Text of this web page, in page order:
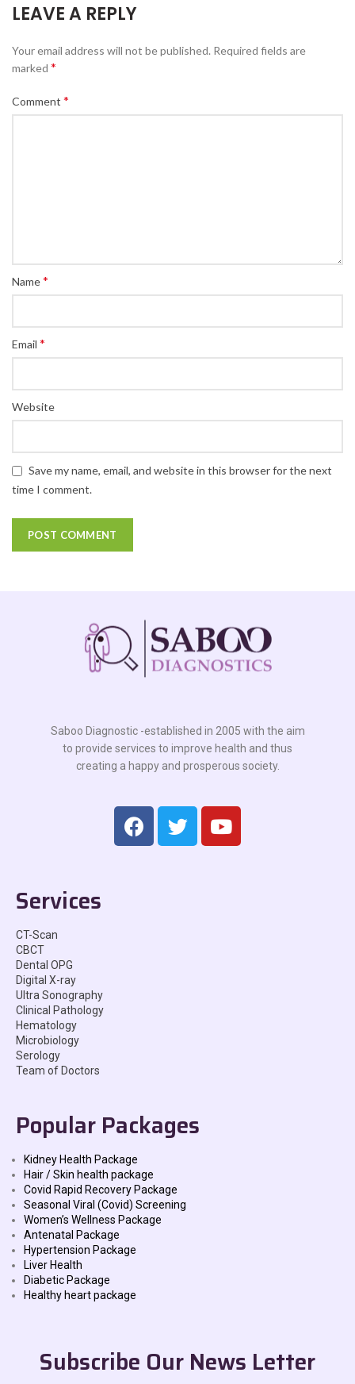
LEAVE A REPLY
Your email address will not be published. Required fields are
marked *
Comment *
Name*
Email *
Website
Save my name, email, and website in this browser for the next
time I comment.
Saboo Diagnostic -established in 2005 with the aim
to provide services to improve health and thus
creating a happy and prosperous society.
Services
CT-Scan
CBCT
Dental OPG
Digital X-ray
Ultra Sonography
Clinical Pathology
Hematology
Microbiology
Serology
Team of Doctors
Popular Packages
Kidney Health Package
Hair / Skin health package
Covid Rapid Recovery Package
Seasonal Viral (Covid) Screening
Women’s Wellness Package
Antenatal Package
Hypertension Package
Liver Health
Diabetic Package
Healthy heart package
Subscribe Our News Letter